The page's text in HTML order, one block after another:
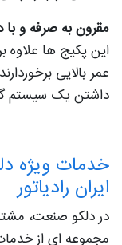
مقرون به صرفه و با
این پکیج ها علاوه
عمر بالایی
داشتن یک سیستم
خدمات ویژه
ایران رادیاتور
در دلکو صنعت،
مجموعه ای از